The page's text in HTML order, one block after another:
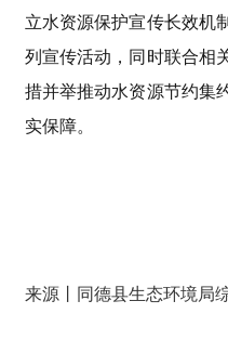
立水资源保护宣传长效机
列宣传活动，同时联合相
措并举推动水资源节约集
实保障。
来源丨同德县生态环境局